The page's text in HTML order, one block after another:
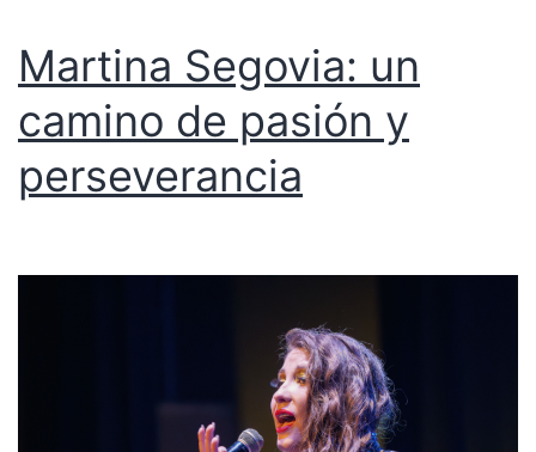
Martina Segovia: un
camino de pasión y
perseverancia